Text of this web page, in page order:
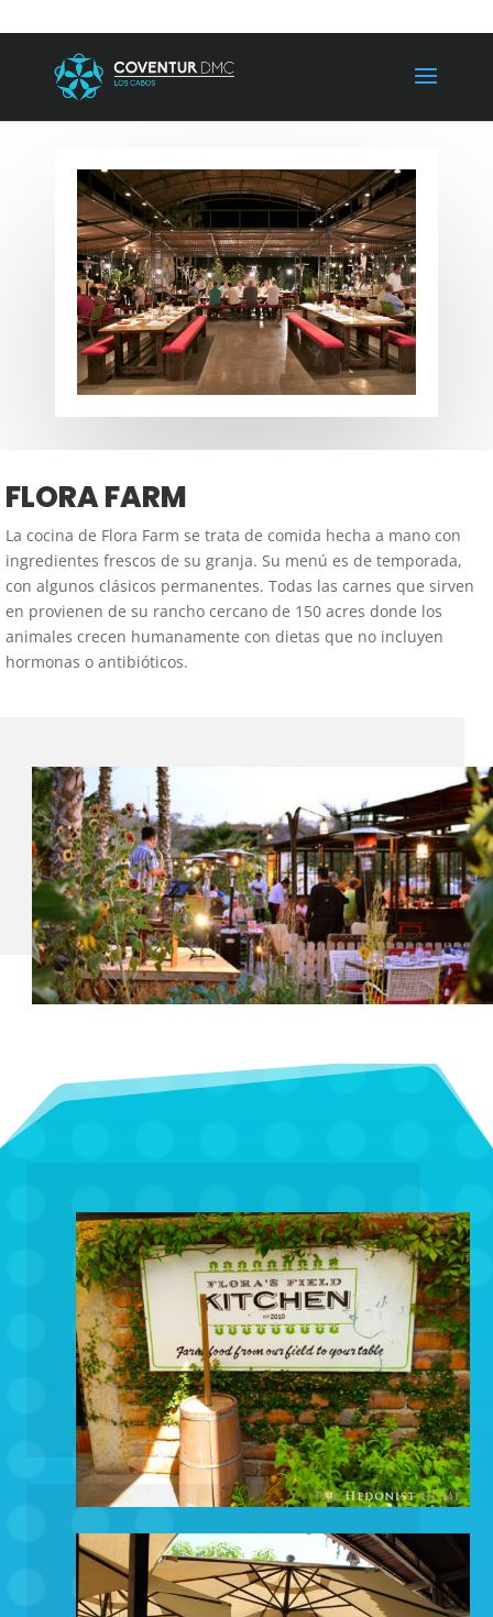
FLORA FARM
La cocina de Flora Farm se trata de comida hecha a mano con
ingredientes frescos de su granja. Su menú es de temporada,
con algunos clásicos permanentes. Todas las carnes que sirven
en provienen de su rancho cercano de 150 acres donde los
animales crecen humanamente con dietas que no incluyen
hormonas o antibióticos.